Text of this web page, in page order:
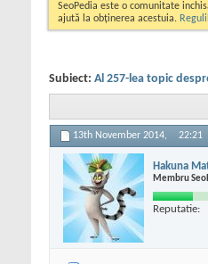
SeoPedia este o comunitate
ajută la obținerea acestuia.
Subiect: Al 257-lea topic
13th November 2014, 22:21
Hakuna
Membru
Reputatie: